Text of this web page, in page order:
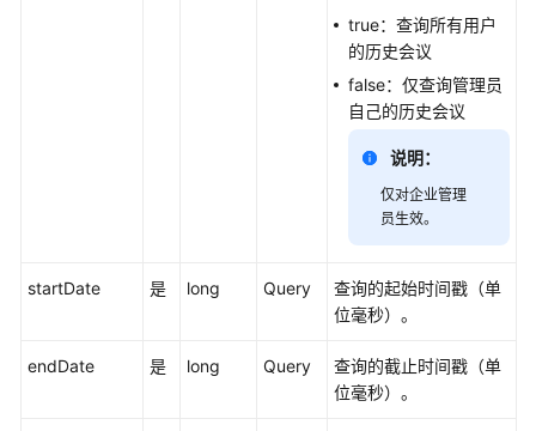
成
发
true：查询所有用户
的历史会议
false：仅查询管理员
自己的历史会议
说明：
仅对企业管理
员生效。
startDate 是 long Query
查询的起始时间戳（单
位毫秒）。
endDate 是 long Query
查询的截止时间戳（单
位毫秒）。